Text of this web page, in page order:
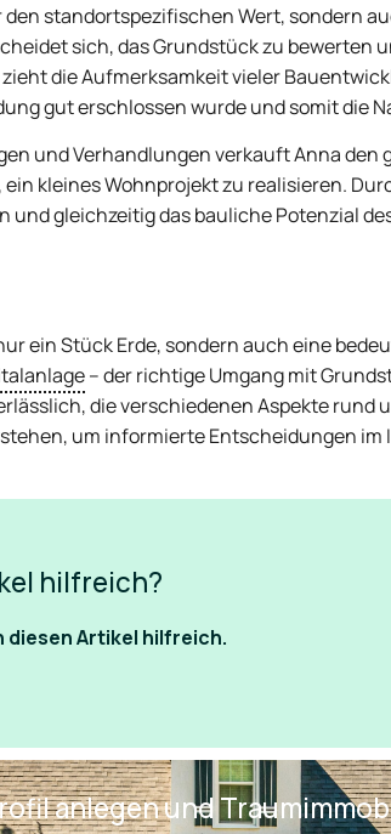
standortspezifischen Wert, sondern
sich, das Grundstück zu bewerten
die Aufmerksamkeit vieler
gut erschlossen wurde und somit die
und Verhandlungen verkauft Anna den
ein kleines Wohnprojekt zu realisieren.
und gleichzeitig das bauliche Potenzial
ein Stück Erde, sondern auch eine
– der richtige Umgang mit
die verschiedenen Aspekte rund
um informierte Entscheidungen
hilfreich?
diesen Artikel hilfreich.
anlegen und